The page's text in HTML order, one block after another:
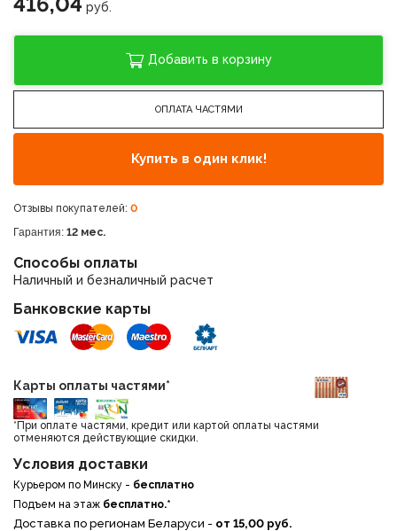
руб.
Добавить в корзину
ОПЛАТА ЧАСТЯМИ
Купить в один клик!
Отзывы покупателей: 0
Гарантия: 12 мес.
Способы оплаты
Наличный и безналичный расчет
Банковские карты
Карты оплаты частями*
*При оплате частями, кредит или картой оплаты частями
отменяются действующие скидки.
Условия доставки
Курьером по Минску - бесплатно
Подъем на этаж бесплатно.*
Доставка по регионам Беларуси - от 15,00 руб.